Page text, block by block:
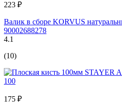
223 ₽
Валик в сборе KORVUS
90002688278
4.1
(10)
175 ₽